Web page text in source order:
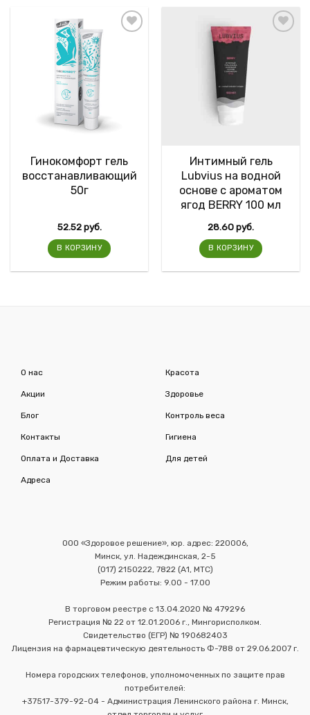
Гинокомфорт гель
восстанавливающий
50г
52.52руб.
В КОРЗИНУ
Интимный гель
Lubvius на водной
основе с ароматом
ягод BERRY 100 мл
28.60руб.
В КОРЗИНУ
О нас
Акции
Блог
Контакты
Оплата и Доставка
Адреса
Красота
Здоровье
Контроль веса
Гигиена
Для детей
ООО «Здоровое решение», юр. адрес: 220006,
Минск, ул. Надеждинская, 2-5
(017) 2150222, 7822 (А1, МТС)
Режим работы: 9.00 - 17.00
В торговом реестре с 13.04.2020 № 479296
Регистрация № 22 от 12.01.2006 г., Мингорисполком.
Свидетельство (ЕГР) № 190682403
Лицензия на фармацевтическую деятельность Ф-788 от 29.06.2007 г.
Номера городских телефонов, уполномоченных по защите прав
потребителей:
+37517-379-92-04 - Администрация Ленинского района г. Минск,